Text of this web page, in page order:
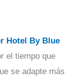
Hotel By Blue
el tiempo que
se adapte más